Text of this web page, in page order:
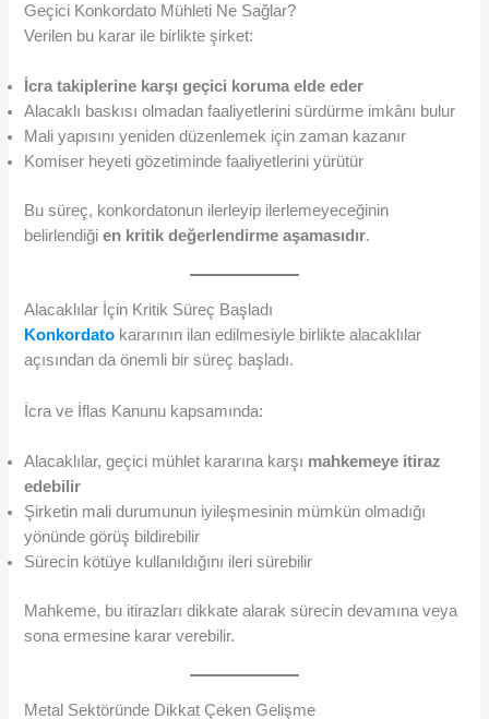
Geçici Konkordato Mühleti Ne Sağlar?
Verilen bu karar ile birlikte şirket:
İcra takiplerine karşı geçici koruma elde eder
Alacaklı baskısı olmadan faaliyetlerini sürdürme imkânı bulur
Mali yapısını yeniden düzenlemek için zaman kazanır
Komiser heyeti gözetiminde faaliyetlerini yürütür
Bu süreç, konkordatonun ilerleyip ilerlemeyeceğinin
belirlendiğien kritik değerlendirme aşamasıdır.
Alacaklılar İçin Kritik Süreç Başladı
Konkordato kararının ilan edilmesiyle birlikte alacaklılar
açısından da önemli bir süreç başladı.
İcra ve İflas Kanunu kapsamında:
Alacaklılar, geçici mühlet kararına karşı mahkemeye itiraz
edebilir
Şirketin mali durumunun iyileşmesinin mümkün olmadığı
yönünde görüş bildirebilir
Sürecin kötüye kullanıldığını ileri sürebilir
Mahkeme, bu itirazları dikkate alarak sürecin devamına veya
sona ermesine karar verebilir.
Metal Sektöründe Dikkat Çeken Gelişme